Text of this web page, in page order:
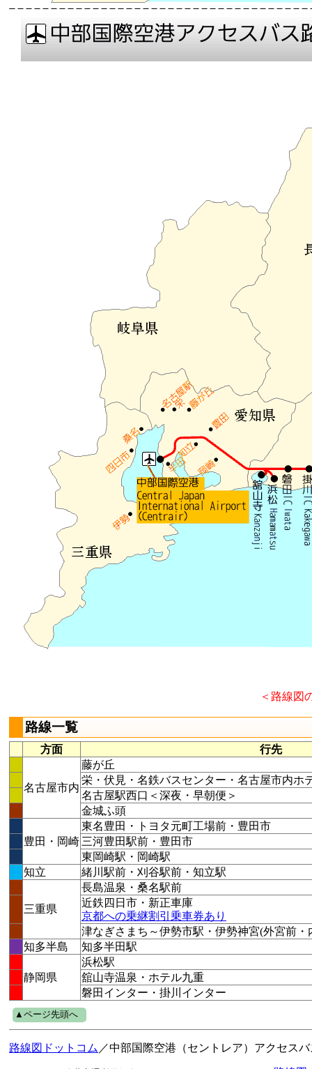
＜路線図
路線一覧
方面 行先
名古屋市内
藤が丘
栄・伏見・名鉄バスセンター・名古屋市内
名古屋駅西口＜深夜・早朝便＞
金城ふ頭
豊田・岡崎
東名豊田・トヨタ元町工場前・豊田市
三河豊田駅前・豊田市
東岡崎駅・岡崎駅
知立
緒川駅前・刈谷駅前・知立駅
三重県
長島温泉・桑名駅前
近鉄四日市・新正車庫
京都への乗継割引乗車券あり
津なぎさまち～伊勢市駅・伊勢神宮(外宮前・
知多半島
知多半田駅
静岡県
浜松駅
舘山寺温泉・ホテル九重
磐田インター・掛川インター
▲ページ先頭へ
路線図ドットコム ／中部国際空港（セントレア）アクセス